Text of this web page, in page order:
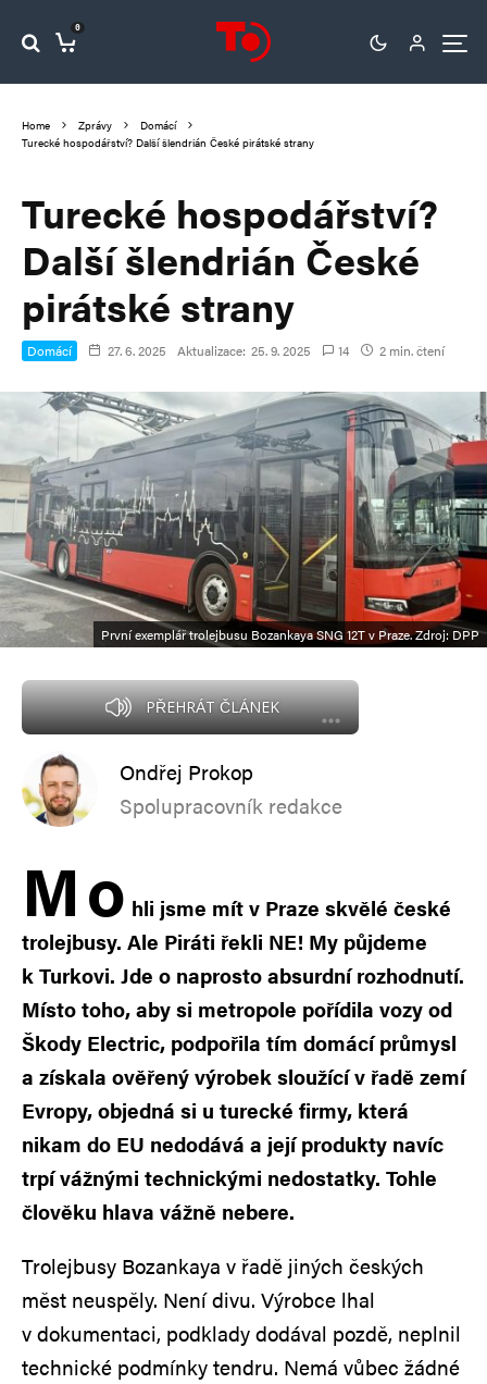
0
Home Zprávy
Domácí
Turecké hospodářství? Další šlendrián České pirátské strany
Turecké hospodářství?
Další šlendrián České
pirátské strany
Domácí 27. 6. 2025 Aktualizace: 25. 9. 2025 14 2 min. čtení
První exemplář trolejbusu Bozankaya SNG 12T v Praze. Zdroj: DPP
PŘEHRÁT ČLÁNEK
Ondřej Prokop
Spolupracovník redakce
Mo hli jsme mít v Praze skvělé české
trolejbusy. Ale Piráti řekli NE! My půjdeme
k Turkovi. Jde o naprosto absurdní rozhodnutí.
Místo toho, aby si metropole pořídila vozy od
Škody Electric, podpořila tím domácí průmysl
a získala ověřený výrobek sloužící v řadě zemí
Evropy, objedná si u turecké firmy, která
nikam do EU nedodává a její produkty navíc
trpí vážnými technickými nedostatky. Tohle
člověku hlava vážně nebere.
Trolejbusy Bozankaya v řadě jiných českých
měst neuspěly. Není divu. Výrobce lhal
v dokumentaci, podklady dodával pozdě, neplnil
technické podmínky tendru. Nemá vůbec žádné